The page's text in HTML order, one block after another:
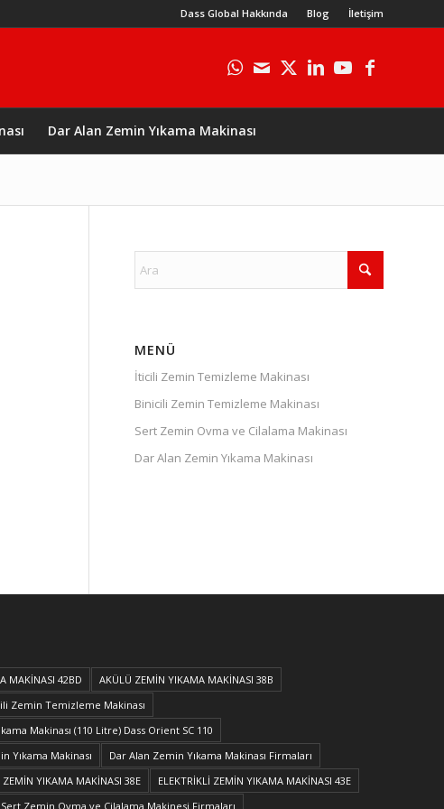
Dass Global Hakkında Blog İletişim
Dar Alan Zemin Yıkama Makinası
MENÜ
İticili Zemin Temizleme Makinası
Binicili Zemin Temizleme Makinası
Sert Zemin Ovma ve Cilalama Makinası
Dar Alan Zemin Yıkama Makinası
MAKİNASI 42BD
AKÜLÜ ZEMİN YIKAMA MAKİNASI 38B
Zemin Temizleme Makinası
Makinası (110 Litre) Dass Orient SC 110
Yıkama Makinası
Dar Alan Zemin Yıkama Makinası Firmaları
ZEMİN YIKAMA MAKİNASI 38E
ELEKTRİKLİ ZEMİN YIKAMA MAKİNASI 43E
Sert Zemin Ovma ve Cilalama Makinesi Firmaları